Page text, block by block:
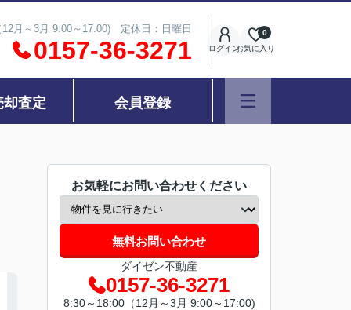
月～3月 9:00～17:00) 定休日：日曜日
0157-36-3271 ログインお気に入り
0
却査定 会員登録
お気軽にお問い合わせください
無料お問い合わせ
ダイゼン不動産
0157-36-3271
8:30～18:00（12月～3月 9:00～17:00)